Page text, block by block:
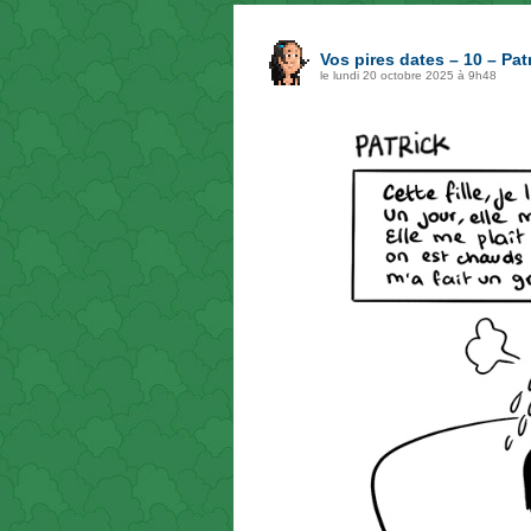
Vos pires dates – 10 –
le lundi 20 octobre 2025 à 9h48